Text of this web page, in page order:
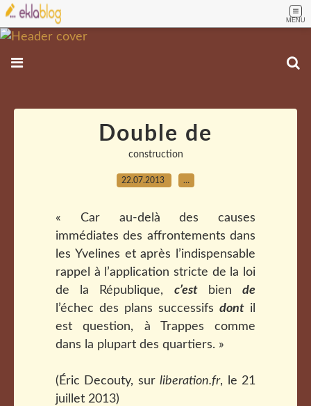
MENU
Double de
construction
22.07.2013 …
« Car au-delà des causes
immédiates des affrontements dans
les Yvelines et après l’indispensable
rappel à l’application stricte de la loi
de la République, c’estbiende
l’échec des plans successifs dont il
est question, à Trappes comme
dans la plupart des quartiers. »
(Éric Decouty, surliberation.fr, le 21
juillet 2013)